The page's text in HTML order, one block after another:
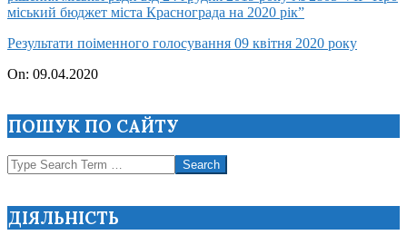
міський бюджет міста Краснограда на 2020 рік”
Результати поіменного голосування 09 квітня 2020 року
2020-
On: 09.04.2020
ПОШУК ПО САЙТУ
Search
ДІЯЛЬНІСТЬ